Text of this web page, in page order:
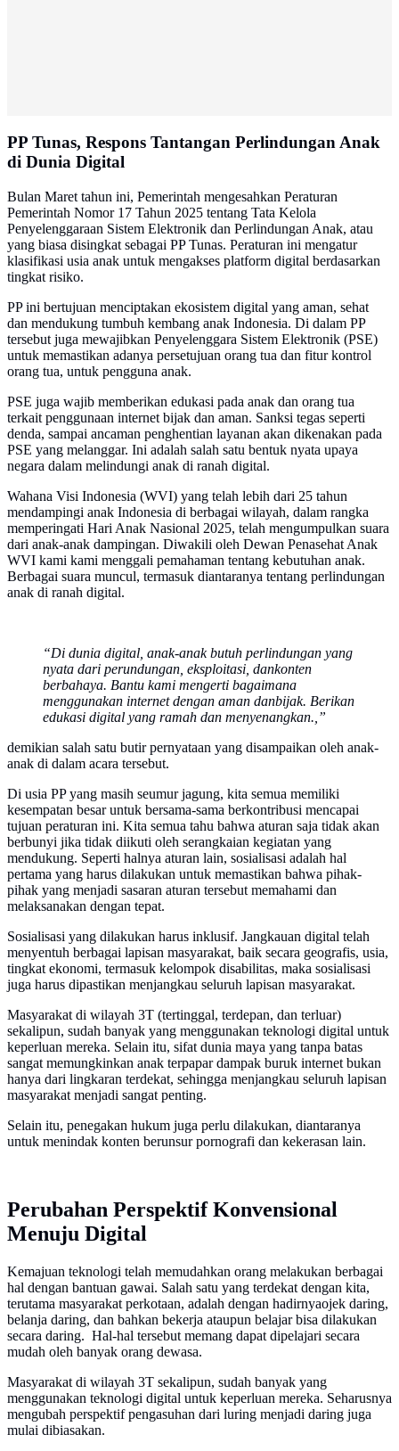
PP Tunas, Respons Tantangan Perlindungan Anak
di Dunia Digital
Bulan Maret tahun ini, Pemerintah mengesahkan Peraturan
Pemerintah Nomor 17 Tahun 2025 tentang Tata Kelola
Penyelenggaraan Sistem Elektronik dan Perlindungan Anak, atau
yang biasa disingkat sebagai PP Tunas. Peraturan ini mengatur
klasifikasi usia anak untuk mengakses platform digital berdasarkan
tingkat risiko.
PP ini bertujuan menciptakan ekosistem digital yang aman, sehat
dan mendukung tumbuh kembang anak Indonesia. Di dalam PP
tersebut juga mewajibkan Penyelenggara Sistem Elektronik (PSE)
untuk memastikan adanya persetujuan orang tua dan fitur kontrol
orang tua, untuk pengguna anak.
PSE juga wajib memberikan edukasi pada anak dan orang tua
terkait penggunaan internet bijak dan aman. Sanksi tegas seperti
denda, sampai ancaman penghentian layanan akan dikenakan pada
PSE yang melanggar. Ini adalah salah satu bentuk nyata upaya
negara dalam melindungi anak di ranah digital.
Wahana Visi Indonesia (WVI) yang telah lebih dari 25 tahun
mendampingi anak Indonesia di berbagai wilayah, dalam rangka
memperingati Hari Anak Nasional 2025, telah mengumpulkan suara
dari anak-anak dampingan. Diwakili oleh Dewan Penasehat Anak
WVI kami kami menggali pemahaman tentang kebutuhan anak.
Berbagai suara muncul, termasuk diantaranya tentang perlindungan
anak di ranah digital.
“Di dunia digital, anak-anak butuh perlindungan yang
nyata dari perundungan, eksploitasi, dankonten
berbahaya. Bantu kami mengerti bagaimana
menggunakan internet dengan aman danbijak. Berikan
edukasi digital yang ramah dan menyenangkan.,”
demikian salah satu butir pernyataan yang disampaikan oleh anak-
anak di dalam acara tersebut.
Di usia PP yang masih seumur jagung, kita semua memiliki
kesempatan besar untuk bersama-sama berkontribusi mencapai
tujuan peraturan ini. Kita semua tahu bahwa aturan saja tidak akan
berbunyi jika tidak diikuti oleh serangkaian kegiatan yang
mendukung. Seperti halnya aturan lain, sosialisasi adalah hal
pertama yang harus dilakukan untuk memastikan bahwa pihak-
pihak yang menjadi sasaran aturan tersebut memahami dan
melaksanakan dengan tepat.
Sosialisasi yang dilakukan harus inklusif. Jangkauan digital telah
menyentuh berbagai lapisan masyarakat, baik secara geografis, usia,
tingkat ekonomi, termasuk kelompok disabilitas, maka sosialisasi
juga harus dipastikan menjangkau seluruh lapisan masyarakat.
Masyarakat di wilayah 3T (tertinggal, terdepan, dan terluar)
sekalipun, sudah banyak yang menggunakan teknologi digital untuk
keperluan mereka. Selain itu, sifat dunia maya yang tanpa batas
sangat memungkinkan anak terpapar dampak buruk internet bukan
hanya dari lingkaran terdekat, sehingga menjangkau seluruh lapisan
masyarakat menjadi sangat penting.
Selain itu, penegakan hukum juga perlu dilakukan, diantaranya
untuk menindak konten berunsur pornografi dan kekerasan lain.
Perubahan Perspektif Konvensional
Menuju Digital
Kemajuan teknologi telah memudahkan orang melakukan berbagai
hal dengan bantuan gawai. Salah satu yang terdekat dengan kita,
terutama masyarakat perkotaan, adalah dengan hadirnyaojek daring,
belanja daring, dan bahkan bekerja ataupun belajar bisa dilakukan
secara daring. Hal-hal tersebut memang dapat dipelajari secara
mudah oleh banyak orang dewasa.
Masyarakat di wilayah 3T sekalipun, sudah banyak yang
menggunakan teknologi digital untuk keperluan mereka. Seharusnya
mengubah perspektif pengasuhan dari luring menjadi daring juga
mulai dibiasakan.